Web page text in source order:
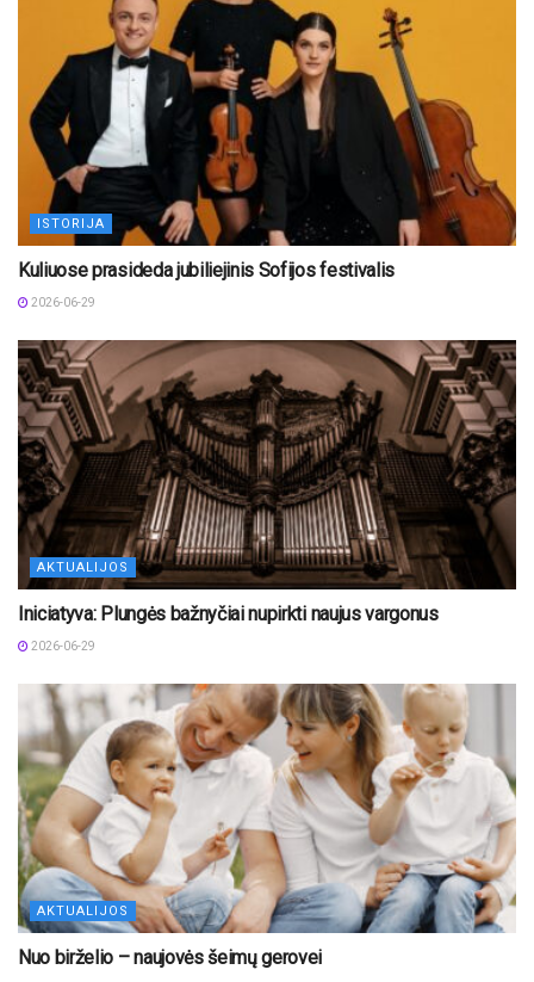
ISTORIJA
Kuliuose prasideda jubiliejinis Sofijos festivalis
2026-06-29
AKTUALIJOS
Iniciatyva: Plungės bažnyčiai nupirkti naujus vargonus
2026-06-29
AKTUALIJOS
Nuo birželio – naujovės šeimų gerovei